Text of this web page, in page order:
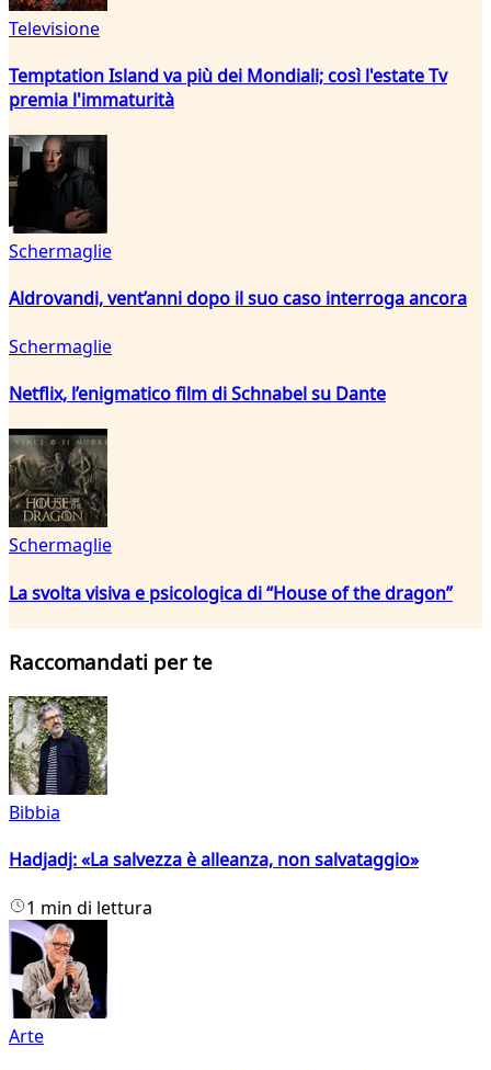
Televisione
Temptation Island va più dei Mondiali; così l'estate Tv
premia l'immaturità
Schermaglie
Aldrovandi, vent’anni dopo il suo caso interroga ancora
Schermaglie
Netflix, l’enigmatico film di Schnabel su Dante
Schermaglie
La svolta visiva e psicologica di “House of the dragon”
Raccomandati per te
Bibbia
Hadjadj: «La salvezza è alleanza, non salvataggio»
1 min di lettura
Arte